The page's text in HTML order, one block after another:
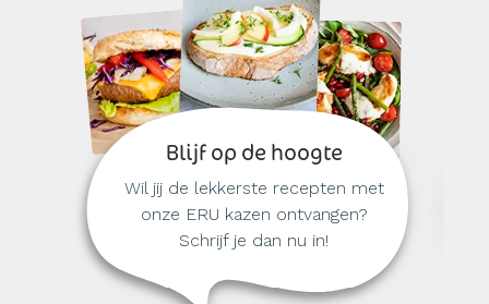
Blijf op de hoogte
Wil jij de lekkerste recepten met
onze ERU kazen ontvangen?
Schrijf je dan nu in!